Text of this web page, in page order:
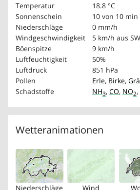
Temperatur
18.8 °C
Sonnenschein
10 von 10 min
Niederschläge
0 mm/h
Windgeschwindigkeit
5 km/h aus SW
Böenspitze
9 km/h
Luftfeuchtigkeit
50%
Luftdruck
851 hPa
Pollen
Erle, Birke,
Schadstoffe
NH3, CO, NO2,
Wetteranimationen
Niederschläge Wind